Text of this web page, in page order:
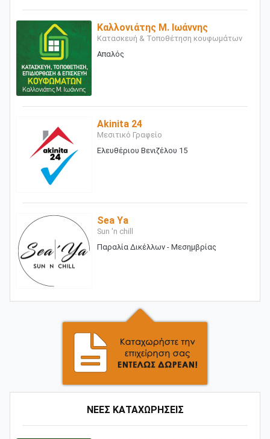
Καλλονιάτης Μ. Ιωάννης
Κατασκευή & Τοποθέτηση κουφωμάτων
Απαλός
Akinita 24
Μεσιτικό Γραφείο
Ελευθέριου Βενιζέλου 15
Sea Ya
Sun 'n chill
Παραλία Δικέλλων - Μεσημβρίας
ΝΕΕΣ ΚΑΤΑΧΩΡΗΣΕΙΣ